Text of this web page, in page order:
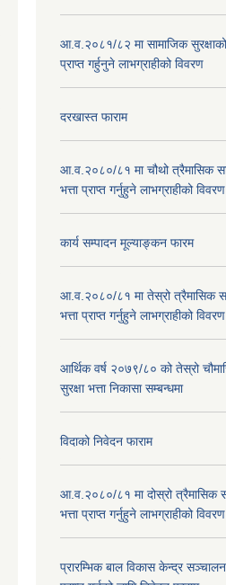
आ.व.२०८१/८२ मा सामाजिक
प्राप्त गर्हुनुने लाभग्राहीको विवरण
दरखास्त फाराम
आ.व.२०८०/८१ मा चौथो त्रैमासिक
भत्ता प्राप्त गर्नुहुने लाभग्राहीको विवरण
कार्य सम्पादन मूल्याङ्कन फारम
आ.व.२०८०/८१ मा तेस्रो त्रैमासिक
भत्ता प्राप्त गर्नुहुने लाभग्राहीको विवरण
आर्थिक वर्ष २०७९/८० को तेस्रो
सुरक्षा भत्ता निकासा सम्बन्धमा
विदाको निवेदन फाराम
आ.व.२०८०/८१ मा दोस्रो त्रैमासिक
भत्ता प्राप्त गर्नुहुने लाभग्राहीको विवरण
प्रारम्भिक बाल विकास केन्द्र